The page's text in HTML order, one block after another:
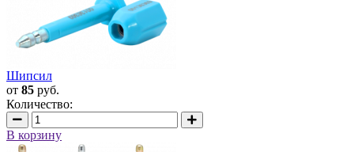
Шипсил
от 85 руб.
Количество:
В корзину